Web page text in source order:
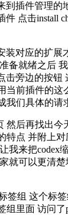
到插件管理的
件 点击install
装对应的扩展
备就绪之后
击旁边的按钮
当前插件的这
我们具体的请
然后再找出
特点 并附上
我来把codex
就可以更清楚
签组 这个标
里面 访问了